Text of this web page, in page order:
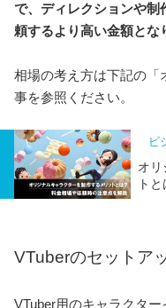
で、ディレクションや制
頼するより高い金額とな
相場の考え方は下記の「
事を参照ください。
ビ
オリ
ト
VTuberのセットア
VTuber用のキャラクタ